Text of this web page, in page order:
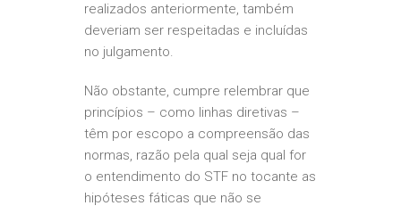
realizados anteriormente, também
deveriam ser respeitadas e incluídas
no julgamento.
Não obstante, cumpre relembrar que
princípios – como linhas diretivas –
têm por escopo a compreensão das
normas, razão pela qual seja qual for
o entendimento do STF no tocante as
hipóteses fáticas que não se